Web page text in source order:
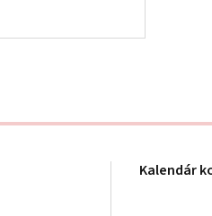
Kalendár